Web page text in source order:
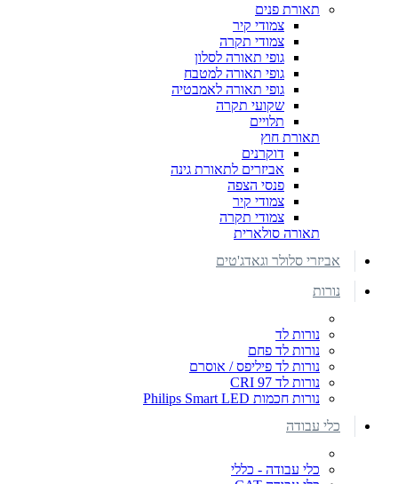
תאורת פנים
צמודי קיר
צמודי תקרה
גופי תאורה לסלון
גופי תאורה למטבח
גופי תאורה לאמבטיה
שקועי תקרה
תלויים
תאורת חוץ
דוקרנים
אביזרים לתאורת גינה
פנסי הצפה
צמודי קיר
צמודי תקרה
תאורה סולארית
אביזרי סלולר וגאדג'טים
נורות
נורות לד
נורות לד פחם
נורות לד פיליפס / אוסרם
נורות לד CRI 97
נורות חכמות Philips Smart LED
כלי עבודה
כלי עבודה - כללי